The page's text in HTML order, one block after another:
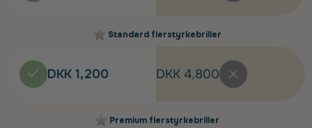
Standard flerstyrkebriller
DKK 1,200 DKK 4,800
Premium flerstyrkebriller